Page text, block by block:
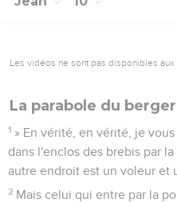
Les vidéos ne sont pas disponibles aux
La parabole du
1 » En vérité, en vérité, je
dans l'enclos des brebis par
autre endroit est un voleur et
2 Mais celui qui entre par la